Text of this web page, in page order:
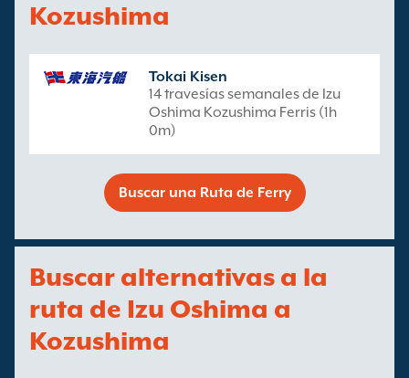
Kozushima
Tokai Kisen
14 travesías semanales de Izu
Oshima Kozushima Ferris (1h
0m)
Buscar una Ruta de Ferry
Buscar alternativas a la
ruta de Izu Oshima a
Kozushima